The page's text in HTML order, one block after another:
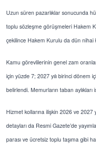
Uzun süren pazarlıklar sonucunda
toplu sözleşme görüşmeleri Hakem
çekilince Hakem Kurulu da dün nihai
Kamu görevlilerinin genel zam
için yüzde 7; 2027 yılı birinci dönem
belirlendi. Memurların taban aylıkları
Hizmet kollarına ilişkin 2026 ve 2027
detayları da Resmi Gazete’de
parası ve ücretsiz toplu taşıma gibi